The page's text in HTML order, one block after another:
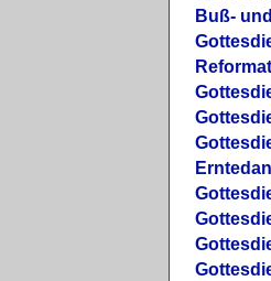
Buß-